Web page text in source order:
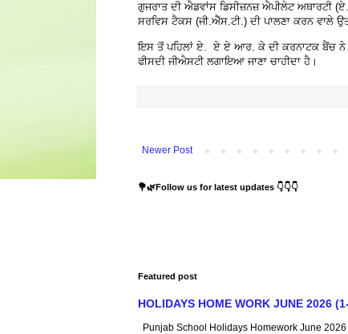
ਗੁਜਰਾਤ ਦੀ ਐਡਵਾਂਸ ਡਿਸੀਜ਼ਨਜ਼ ਐਪੀਲੇਟ
ਸਰਵਿਸ ਟੈਕਸ (ਜੀ.ਐੱਸ.ਟੀ.) ਦੀ ਪਾਲਣਾ ਕਰਨ ਵਾਲੇ
ਇਸ ਤੋਂ ਪਹਿਲਾਂ ਏ. ਏ ਏ ਆਰ. ਕੇ ਦੀ ਕਰਨਾਟਕ ਬੈਂਚ ਨੇ
ਫੀਸਦੀ ਜੀਐਸਟੀ ਲਗਾਇਆ ਜਾਣਾ ਚਾਹੀਦਾ ਹੈ।
Newer Post
💐🌿Follow us for latest updates 👇👇👇
Featured post
HOLIDAYS HOME WORK JUNE
Punjab School Holidays Homework June